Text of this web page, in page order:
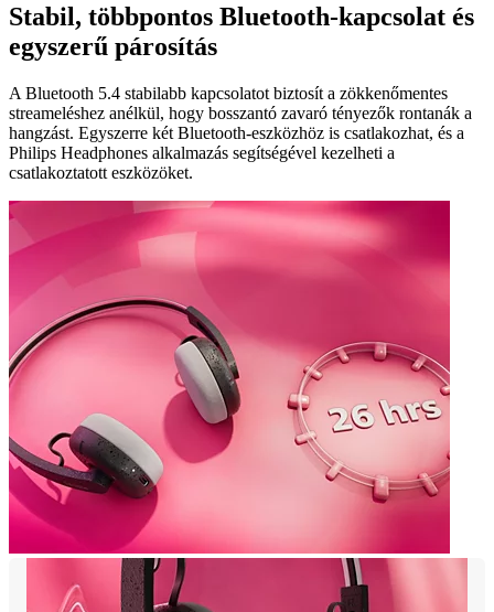
Stabil, többpontos Bluetooth-kapcsolat és
egyszerű párosítás
A Bluetooth 5.4 stabilabb kapcsolatot biztosít a zökkenőmentes
streameléshez anélkül, hogy bosszantó zavaró tényezők rontanák a
hangzást. Egyszerre két Bluetooth-eszközhöz is csatlakozhat, és a
Philips Headphones alkalmazás segítségével kezelheti a
csatlakoztatott eszközöket.